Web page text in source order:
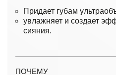
Придает губам
увлажняет и создает
сияния.
ПОЧЕМУ